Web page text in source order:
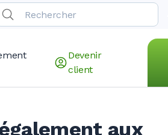
Devenir
client
aux